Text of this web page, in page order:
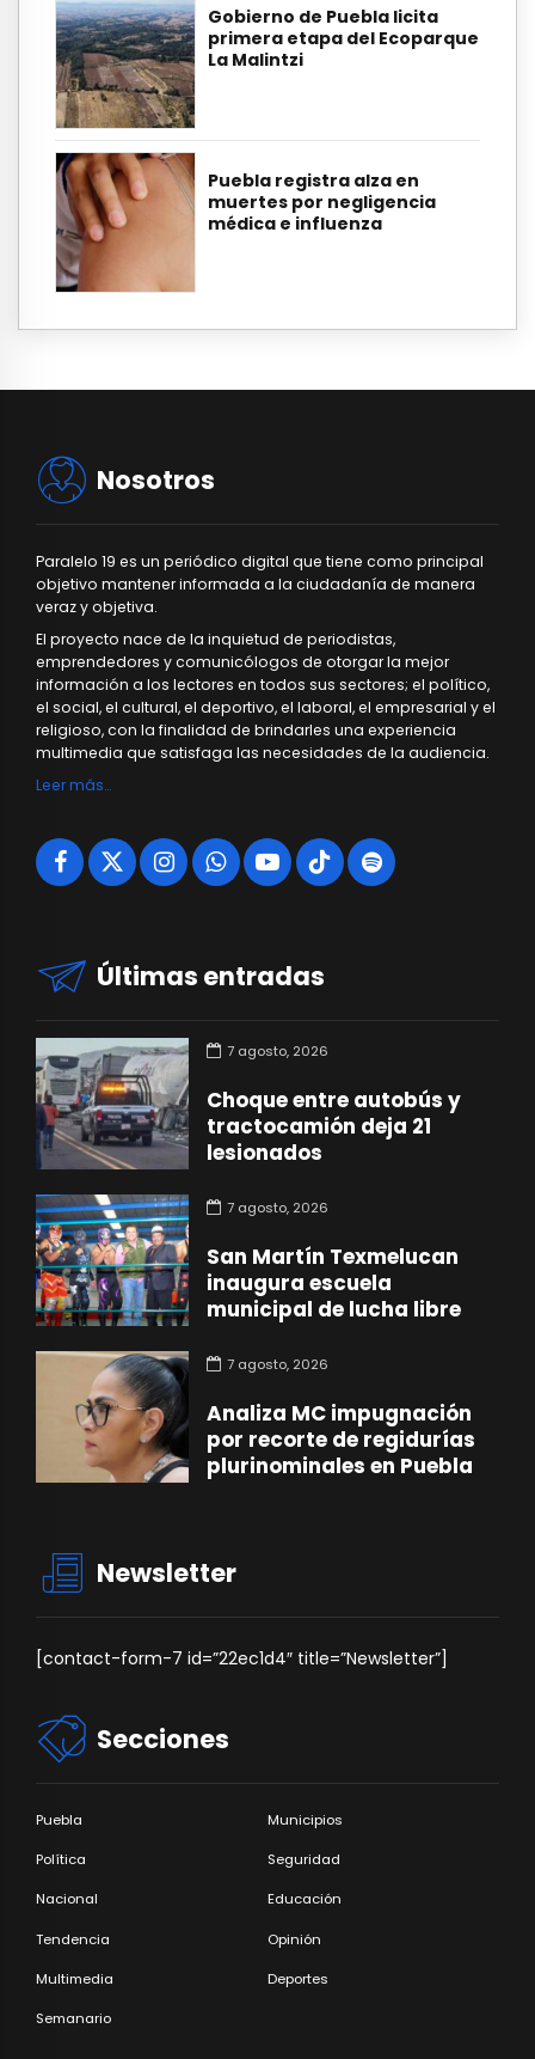
Gobierno de Puebla licita
primera etapa del Ecoparque
La Malintzi
Puebla registra alza en
muertes por negligencia
médica e influenza
Nosotros
Paralelo 19 es un periódico digital que tiene como principal
objetivo mantener informada a la ciudadanía de manera
veraz y objetiva.
El proyecto nace de la inquietud de periodistas,
emprendedores y comunicólogos de otorgar la mejor
información a los lectores en todos sus sectores; el político,
el social, el cultural, el deportivo, el laboral, el empresarial y el
religioso, con la finalidad de brindarles una experiencia
multimedia que satisfaga las necesidades de la audiencia.
Leer más…
Últimas entradas
7 agosto, 2026
Choque entre autobús y
tractocamión deja 21
lesionados
7 agosto, 2026
San Martín Texmelucan
inaugura escuela
municipal de lucha libre
7 agosto, 2026
Analiza MC impugnación
por recorte de regidurías
plurinominales en Puebla
Newsletter
[contact-form-7 id=”22ec1d4″ title=”Newsletter”]
Secciones
Puebla Municipios
Política Seguridad
Nacional Educación
Tendencia Opinión
Multimedia Deportes
Semanario